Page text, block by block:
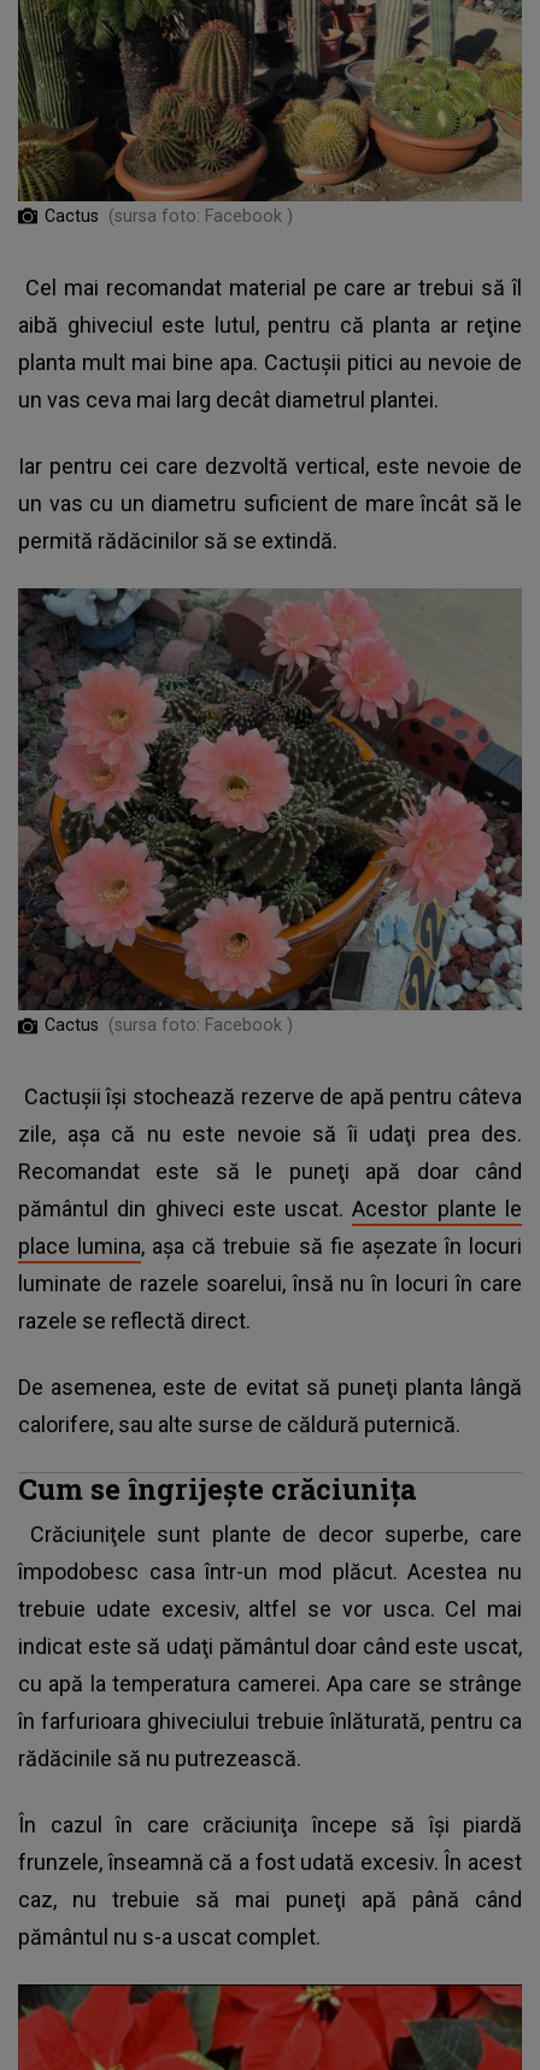
Cactus (sursa foto: Facebook )
Cel mai recomandat material pe care ar trebui să îl
aibă ghiveciul este lutul, pentru că planta ar reţine
planta mult mai bine apa. Cactuşii pitici au nevoie de
un vas ceva mai larg decât diametrul plantei.
Iar pentru cei care dezvoltă vertical, este nevoie de
un vas cu un diametru suficient de mare încât să le
permită rădăcinilor să se extindă.
Cactus (sursa foto: Facebook )
Cactuşii îşi stochează rezerve de apă pentru câteva
zile, aşa că nu este nevoie să îi udaţi prea des.
Recomandat este să le puneţi apă doar când
pământul din ghiveci este uscat.Acestor plante le
place lumina, aşa că trebuie să fie aşezate în locuri
luminate de razele soarelui, însă nu în locuri în care
razele se reflectă direct.
De asemenea, este de evitat să puneţi planta lângă
calorifere, sau alte surse de căldură puternică.
Cum se îngrijeşte crăciuniţa
Crăciuniţele sunt plante de decor superbe, care
împodobesc casa într-un mod plăcut. Acestea nu
trebuie udate excesiv, altfel se vor usca. Cel mai
indicat este să udaţi pământul doar când este uscat,
cu apă la temperatura camerei. Apa care se strânge
în farfurioara ghiveciului trebuie înlăturată, pentru ca
rădăcinile să nu putrezească.
În cazul în care crăciuniţa începe să îşi piardă
frunzele, înseamnă că a fost udată excesiv. În acest
caz, nu trebuie să mai puneţi apă până când
pământul nu s-a uscat complet.